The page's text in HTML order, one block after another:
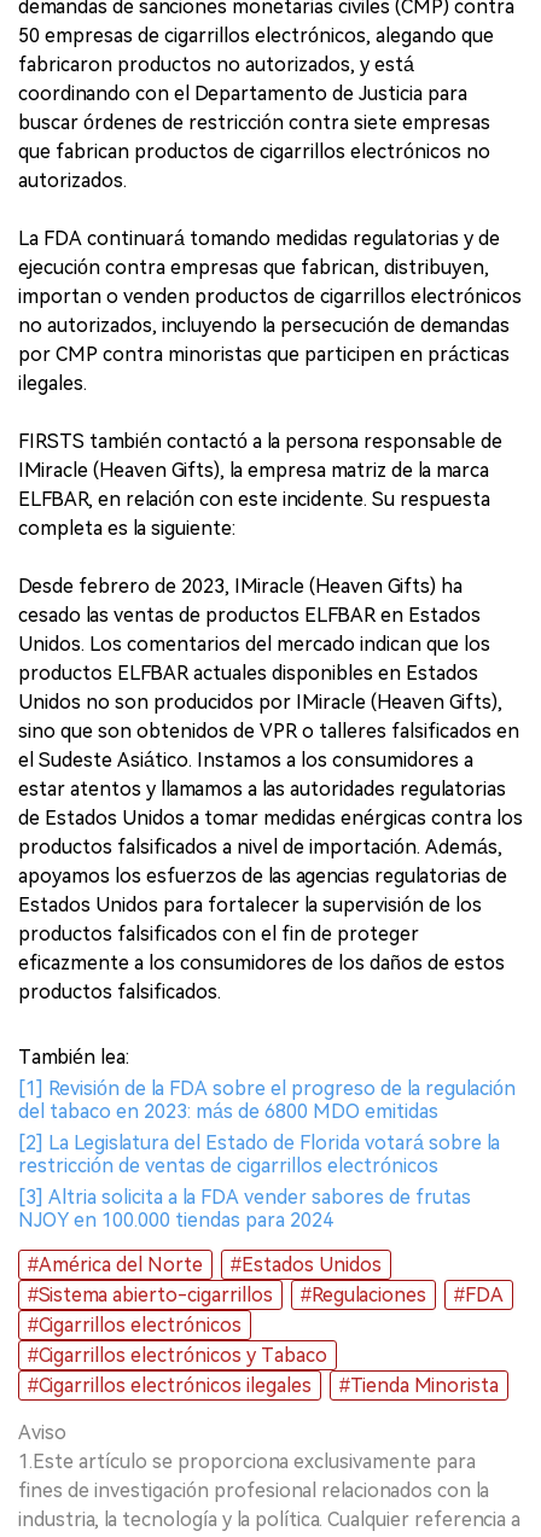
demandas de sanciones monetarias civiles (CMP) contra
50 empresas de cigarrillos electrónicos, alegando que
fabricaron productos no autorizados, y está
coordinando con el Departamento de Justicia para
buscar órdenes de restricción contra siete empresas
que fabrican productos de cigarrillos electrónicos no
autorizados.
La FDA continuará tomando medidas regulatorias y de
ejecución contra empresas que fabrican, distribuyen,
importan o venden productos de cigarrillos electrónicos
no autorizados, incluyendo la persecución de demandas
por CMP contra minoristas que participen en prácticas
ilegales.
FIRSTS también contactó a la persona responsable de
IMiracle (Heaven Gifts), la empresa matriz de la marca
ELFBAR, en relación con este incidente. Su respuesta
completa es la siguiente:
Desde febrero de 2023, IMiracle (Heaven Gifts) ha
cesado las ventas de productos ELFBAR en Estados
Unidos. Los comentarios del mercado indican que los
productos ELFBAR actuales disponibles en Estados
Unidos no son producidos por IMiracle (Heaven Gifts),
sino que son obtenidos de VPR o talleres falsificados en
el Sudeste Asiático. Instamos a los consumidores a
estar atentos y llamamos a las autoridades regulatorias
de Estados Unidos a tomar medidas enérgicas contra los
productos falsificados a nivel de importación. Además,
apoyamos los esfuerzos de las agencias regulatorias de
Estados Unidos para fortalecer la supervisión de los
productos falsificados con el fin de proteger
eficazmente a los consumidores de los daños de estos
productos falsificados.
También lea:
[1] Revisión de la FDA sobre el progreso de la regulación
del tabaco en 2023: más de 6800 MDO emitidas
[2] La Legislatura del Estado de Florida votará sobre la
restricción de ventas de cigarrillos electrónicos
[3] Altria solicita a la FDA vender sabores de frutas
NJOY en 100.000 tiendas para 2024
#América del Norte
#Estados Unidos
#Sistema abierto-cigarrillos
#Regulaciones
#FDA
#Cigarrillos electrónicos
#Cigarrillos electrónicos y Tabaco
#Cigarrillos electrónicos ilegales
#Tienda Minorista
Aviso
1.Este artículo se proporciona exclusivamente para
fines de investigación profesional relacionados con la
industria, la tecnología y la política. Cualquier referencia a